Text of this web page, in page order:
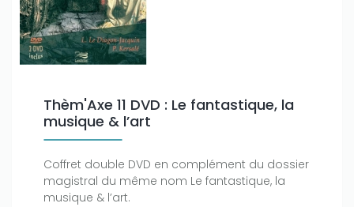
Thèm'Axe 11 DVD : Le fantastique, la
musique & l’art
Coffret double DVD en complément du dossier
magistral du même nom Le fantastique, la
musique & l’art.
Only play atJoo casinoif you really want to win a huge
amount on your credits!